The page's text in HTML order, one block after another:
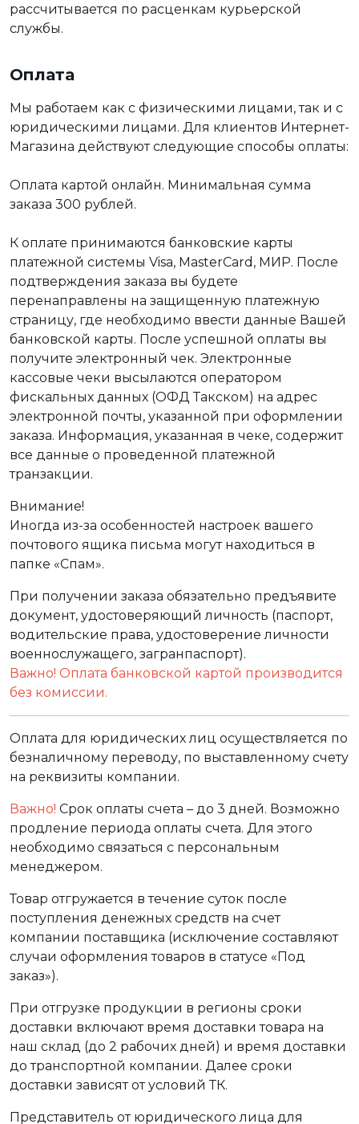
рассчитывается по расценкам курьерской
службы.
Оплата
Мы работаем как с физическими лицами, так и с
юридическими лицами. Для клиентов Интернет-
Магазина действуют следующие способы оплаты:
Оплата картой онлайн. Минимальная сумма
заказа 300 рублей.
К оплате принимаются банковские карты
платежной системы Visa, MasterCard, МИР. После
подтверждения заказа вы будете
перенаправлены на защищенную платежную
страницу, где необходимо ввести данные Вашей
банковской карты. После успешной оплаты вы
получите электронный чек. Электронные
кассовые чеки высылаются оператором
фискальных данных (ОФД Такском) на адрес
электронной почты, указанной при оформлении
заказа. Информация, указанная в чеке, содержит
все данные о проведенной платежной
транзакции.
Внимание!
Иногда из-за особенностей настроек вашего
почтового ящика письма могут находиться в
папке «Спам».
При получении заказа обязательно предъявите
документ, удостоверяющий личность (паспорт,
водительские права, удостоверение личности
военнослужащего, загранпаспорт).
Важно! Оплата банковской картой производится
без комиссии.
Оплата для юридических лиц осуществляется по
безналичному переводу, по выставленному счету
на реквизиты компании.
Важно! Срок оплаты счета – до 3 дней. Возможно
продление периода оплаты счета. Для этого
необходимо связаться с персональным
менеджером.
Товар отгружается в течение суток после
поступления денежных средств на счет
компании поставщика (исключение составляют
случаи оформления товаров в статусе «Под
заказ»).
При отгрузке продукции в регионы сроки
доставки включают время доставки товара на
наш склад (до 2 рабочих дней) и время доставки
до транспортной компании. Далее сроки
доставки зависят от условий ТК.
Представитель от юридического лица для